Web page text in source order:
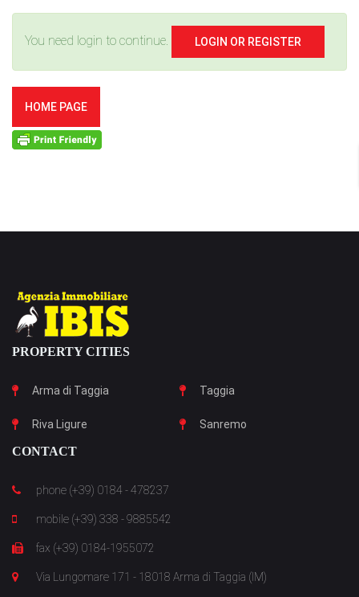
You need login to continue. LOGIN OR REGISTER
HOME PAGE
PROPERTY CITIES
Arma di Taggia Taggia
Riva Ligure Sanremo
CONTACT
phone (+39) 0184 - 478237
mobile (+39) 338 - 9885542
fax (+39) 0184-1955072
Via Lungomare 171 - 18018 Arma di Taggia (IM)